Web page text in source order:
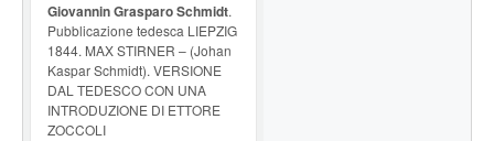
Giovannin Grasparo Schmidt.
Pubblicazione tedesca LIEPZIG
1844. MAX STIRNER – (Johan
Kaspar Schmidt). VERSIONE
DAL TEDESCO CON UNA
INTRODUZIONE DI ETTORE
ZOCCOLI